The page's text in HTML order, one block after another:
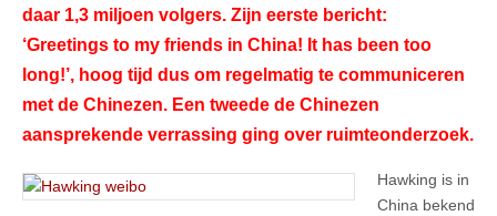
daar 1,3 miljoen volgers. Zijn eerste bericht:
‘Greetings to my friends in China! It has been too
long!’, hoog tijd dus om regelmatig te communiceren
met de Chinezen. Een tweede de Chinezen
aansprekende verrassing ging over ruimteonderzoek.
Hawking is in
China bekend